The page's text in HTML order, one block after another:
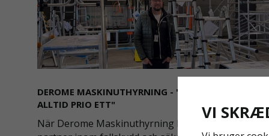
DEROME MASKINUTHYRNING - "SÄKERHET ÄR
ALLTID PRIO ETT"
När Derome Maskinuthyrning behövde en pålitlig
VI